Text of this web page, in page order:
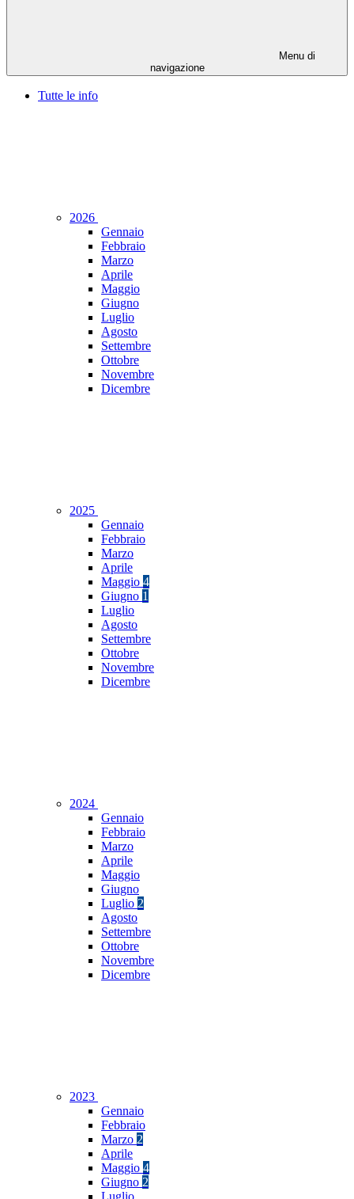
Menu di
navigazione
Tutte le info
2026
Gennaio
Febbraio
Marzo
Aprile
Maggio
Giugno
Luglio
Agosto
Settembre
Ottobre
Novembre
Dicembre
2025
Gennaio
Febbraio
Marzo
Aprile
Maggio 4
Giugno 1
Luglio
Agosto
Settembre
Ottobre
Novembre
Dicembre
2024
Gennaio
Febbraio
Marzo
Aprile
Maggio
Giugno
Luglio 2
Agosto
Settembre
Ottobre
Novembre
Dicembre
2023
Gennaio
Febbraio
Marzo 2
Aprile
Maggio 4
Giugno 2